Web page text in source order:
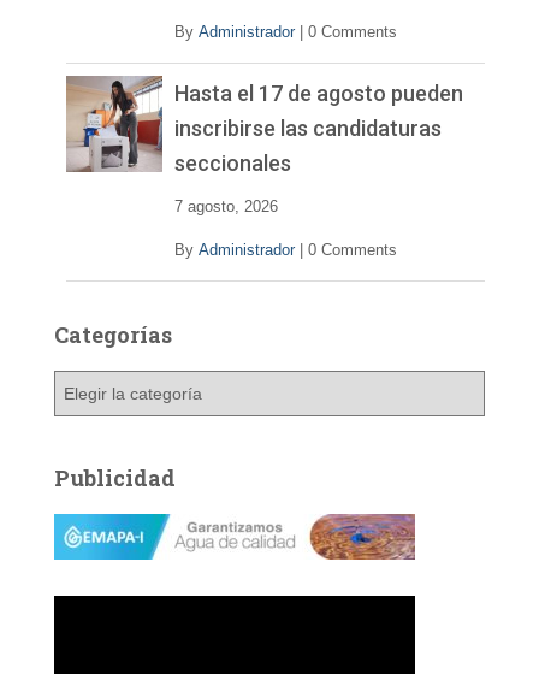
By Administrador 0 Comments
Hasta el 17 de agosto pueden
inscribirse las candidaturas
seccionales
7 agosto, 2026
By Administrador 0 Comments
Categorías
g
o
a
Publicidad